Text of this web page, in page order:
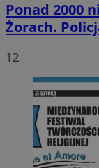
Ponad 2000
Żorach.
12